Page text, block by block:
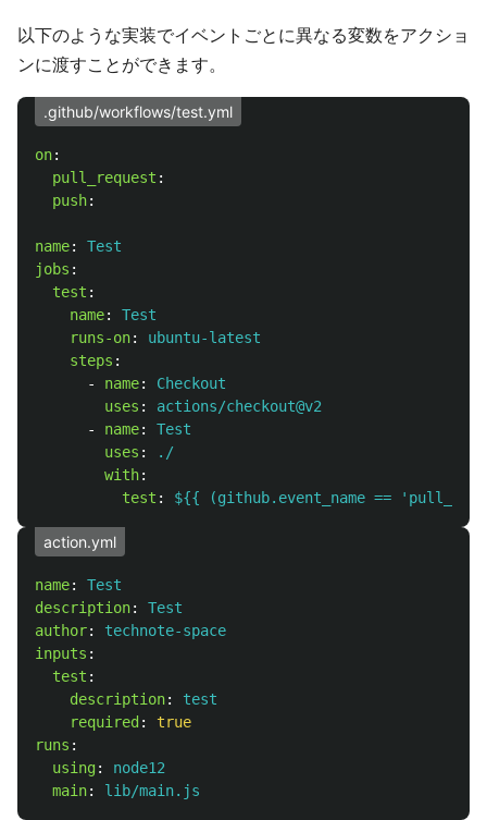
以下のような実装でイベントごとに異なる変数をアクショ
ンに渡すことができます。
.github/workflows/test.yml
on:
pull_request :
push:
name:
Test
jobs :
test :
name:
Test
runs-on:
ubuntu-latest
steps :
-
name:
Checkout
uses :
actions/checkout@v2
-
name:
Test
uses :
./
with:
test : ${{ (github.event_name ==
action.yml
name:
Test
description:
Test
author:
technote-space
inputs :
test :
description:
test
required :
true
runs :
using:
node12
main: lib/main.js